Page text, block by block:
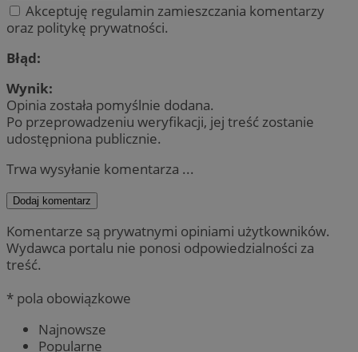
Akceptuję regulamin zamieszczania komentarzy
oraz politykę prywatności.
Błąd:
Wynik:
Opinia została pomyślnie dodana.
Po przeprowadzeniu weryfikacji, jej treść zostanie
udostępniona publicznie.
Trwa wysyłanie komentarza ...
Dodaj komentarz
Komentarze są prywatnymi opiniami użytkowników.
Wydawca portalu nie ponosi odpowiedzialności za
treść.
* pola obowiązkowe
Najnowsze
Popularne